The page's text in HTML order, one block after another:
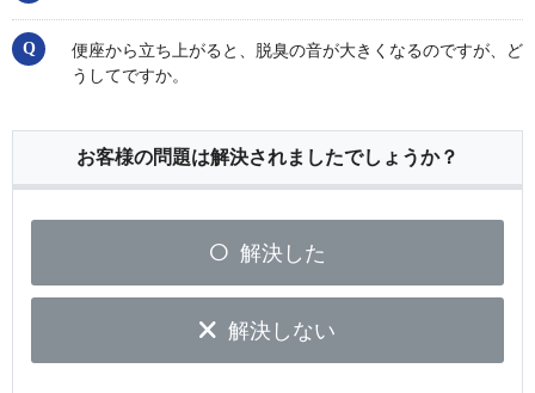
便座から立ち上がると、脱臭の音が大きくなるのですが、ど
うしてですか。
お客様の問題は解決されましたでしょうか？
解決した
解決しない